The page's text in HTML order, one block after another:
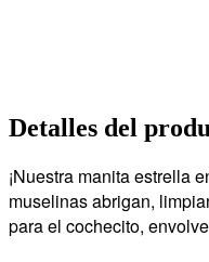
Detalles del
¡Nuestra manita estrella
muselinas abrigan,
para el cochecito,